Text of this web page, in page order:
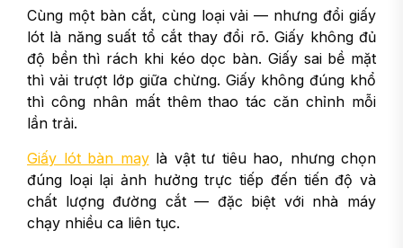
Cùng một bàn cắt, cùng loại vải — nhưng đổi giấy
lót là năng suất tổ cắt thay đổi rõ. Giấy không đủ
độ bền thì rách khi kéo dọc bàn. Giấy sai bề mặt
thì vải trượt lớp giữa chừng. Giấy không đúng khổ
thì công nhân mất thêm thao tác căn chỉnh mỗi
lần trải.
Giấy lót bàn may là vật tư tiêu hao, nhưng chọn
đúng loại lại ảnh hưởng trực tiếp đến tiến độ và
chất lượng đường cắt — đặc biệt với nhà máy
chạy nhiều ca liên tục.